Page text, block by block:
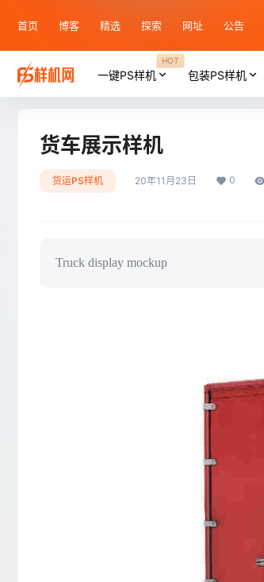
首页 博客 精选 探索 网址 公告
一键PS样机
HOT
包装PS样机
货车展示样机
货运PS样机 20年11月23日 0
Truck display mockup